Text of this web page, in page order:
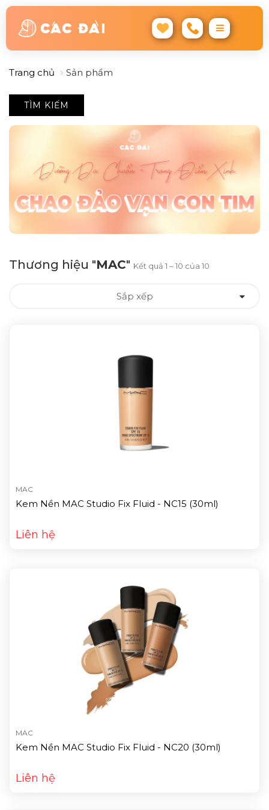
Trang chủ Sản phẩm
TÌM KIẾM
Thương hiệu "MAC" Kết quả 1 – 10 của 10
Sắp xếp
MAC
Kem Nền MAC Studio Fix Fluid - NC15 (30ml)
Liên hệ
MAC
Kem Nền MAC Studio Fix Fluid - NC20 (30ml)
Liên hệ